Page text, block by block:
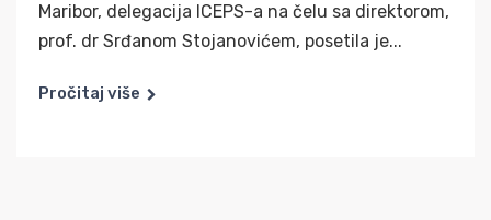
Maribor, delegacija ICEPS-a na čelu sa direktorom,
prof. dr Srđanom Stojanovićem, posetila je...
Pročitaj više